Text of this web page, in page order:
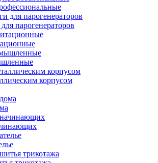
парогенераторов
корпусом